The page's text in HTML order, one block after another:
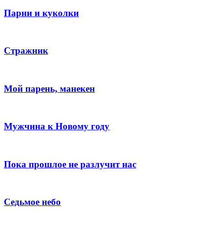
Парни и куколки
Стражник
Мой парень, манекен
Мужчина к Новому году
Пока прошлое не разлучит нас
Седьмое небо